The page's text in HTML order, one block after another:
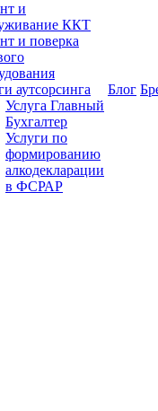
и
ККТ
и поверка
аутсорсинга
Услуга Главный
Бухгалтер
Услуги по
формированию
алкодекларации
в ФСРАР
Блог